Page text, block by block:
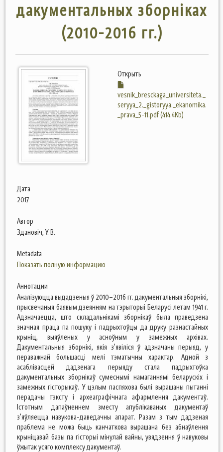
дакументальных зборніках
(2010-2016 гг.)
Открыть
vesnik_bresckaga_universiteta._
seryya_2._gistoryya._ekanomika.
_prava_5-11.pdf (414.4Kb)
Дата
2017
Автор
Здановіч, У. В.
Metadata
Показать полную информацию
Аннотации
Аналізуюцца выдадзеныя ў 2010–2016 гг. дакументальныя зборнікі,
прысвечаныя баявым дзеянням на тэрыторыі Беларусі летам 1941 г.
Адзначаецца, што cкладальнікамі зборнікаў была праведзена
значная праца па пошуку і падрыхтоўцы да друку разнастайных
крыніц, выяўленых у асноўным у замежных архівах.
Дакументальныя зборнікі, якія з’явіліся ў адзначаны перыяд, у
пераважнай большасці мелі тэматычны характар. Адной з
асаблівасцей дадзенага перыяду стала падрыхтоўка
дакументальных зборнікаў сумеснымі намаганнямі беларускіх і
замежных гісторыкаў. У цэлым паспяхова былі вырашаны пытанні
перадачы тэксту і археаграфічнага афармлення дакументаў.
Істотным дапаўненнем зместу апублікаваных дакументаў
з’яўляецца навукова-даведачны апарат. Разам з тым дадзеная
праблема не можа быць канчаткова вырашана без абнаўлення
крыніцавай базы па гісторыі мінулай вайны, увядзення ў навуковы
ўжытак усяго комплексу дакументаў.